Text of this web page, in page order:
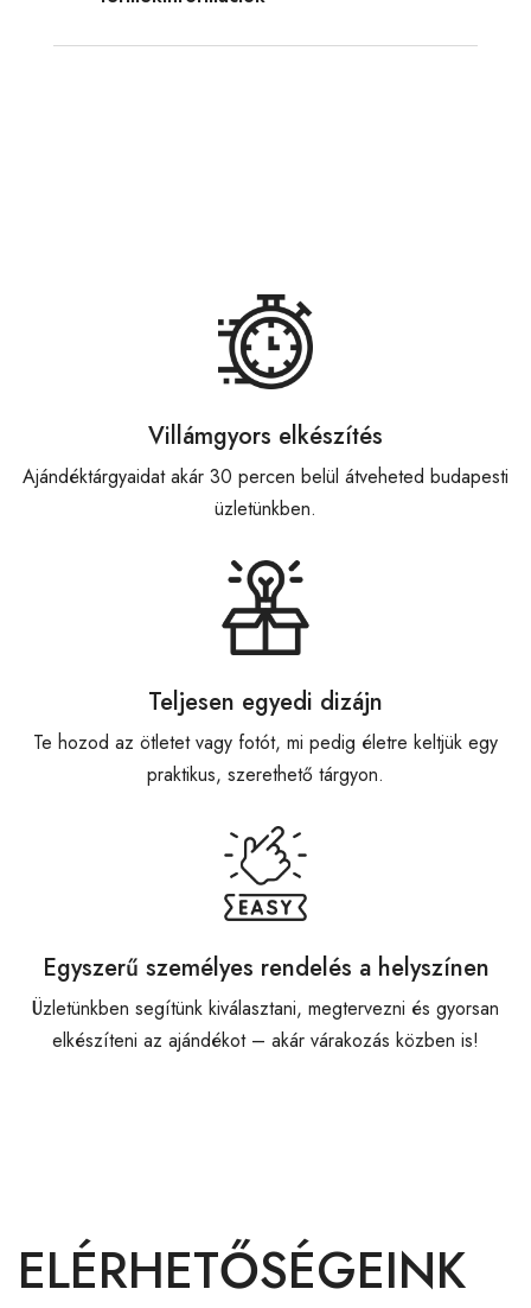
Villámgyors elkészítés
Ajándéktárgyaidat akár 30 percen belül átveheted budapesti
üzletünkben.
Teljesen egyedi dizájn
Te hozod az ötletet vagy fotót, mi pedig életre keltjük egy
praktikus, szerethető tárgyon.
Egyszerű személyes rendelés a helyszínen
Üzletünkben segítünk kiválasztani, megtervezni és gyorsan
elkészíteni az ajándékot – akár várakozás közben is!
ELÉRHETŐSÉGEINK